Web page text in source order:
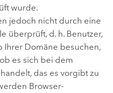
wurde.
jedoch nicht durch eine
überprüft, d. h. Benutzer,
Ihrer Domäne besuchen,
es sich bei dem
das es vorgibt zu
Browser-